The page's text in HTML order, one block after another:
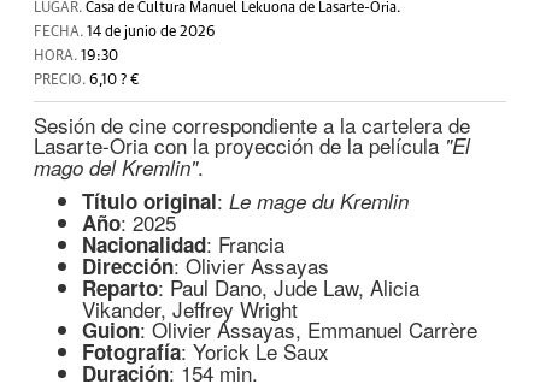
LUGAR. Casa de Cultura Manuel Lekuona de Lasarte-Oria.
FECHA. 14 de junio de 2026
HORA. 19:30
PRECIO. 6,10 ? €
Sesión de cine correspondiente a la cartelera de
Lasarte-Oria con la proyección de la película "El
mago del Kremlin".
Título original: Le mage du Kremlin
Año: 2025
Nacionalidad: Francia
Dirección: Olivier Assayas
Reparto: Paul Dano, Jude Law, Alicia
Vikander, Jeffrey Wright
Guion: Olivier Assayas, Emmanuel Carrère
Fotografía: Yorick Le Saux
Duración: 154 min.